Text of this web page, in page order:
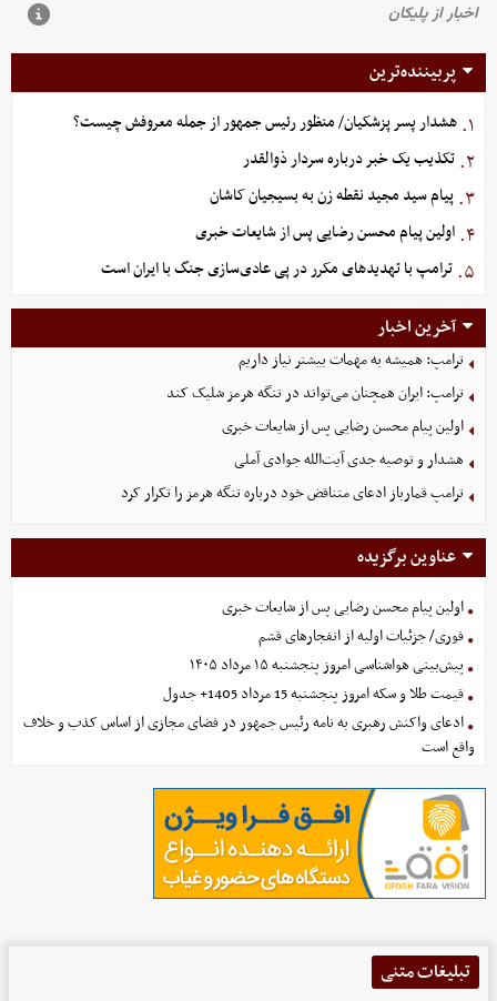
پربیننده‌ترین
۱. هشدار پسر پزشکیان/ منظور رئیس جمهور از جمله معروفش چیست؟
۲. تکذیب یک خبر درباره سردار ذوالقدر
۳. پیام سید مجید نقطه زن به بسیجیان کاشان
۴. اولین پیام محسن رضایی پس از شایعات خبری
۵. ترامپ با تهدیدهای مکرر در پی عادی‌سازی جنگ با ایران است
آخرین اخبار
ترامپ: همیشه به مهمات بیشتر نیاز داریم
ترامپ: ایران همچنان می‌تواند در تنگه هرمز شلیک کند
اولین پیام محسن رضایی پس از شایعات خبری
هشدار و توصیه جدی آیت‌الله جوادی آملی
ترامپ قمارباز ادعای متناقض خود درباره تنگه هرمز را تکرار کرد
عناوین برگزیده
اولین پیام محسن رضایی پس از شایعات خبری
فوری/ جزئیات اولیه از انفجارهای قشم
پیش‌بینی هواشناسی امروز پنجشنبه ۱۵ مرداد ۱۴۰۵
قیمت طلا و سکه امروز پنجشنبه 15 مرداد 1405+ جدول
ادعای واکنش رهبری به نامه رئیس جمهور در فضای مجازی از اساس کذب و خلاف
واقع است
تبلیغات متنی